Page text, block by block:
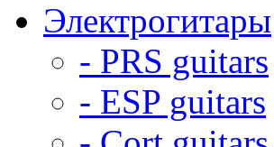
Электрогитары
- PRS guitars
- ESP guitars